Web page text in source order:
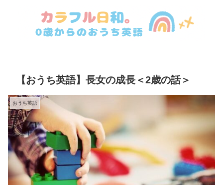
【おうち英語】長女の成長＜2歳の話＞
おうち英語